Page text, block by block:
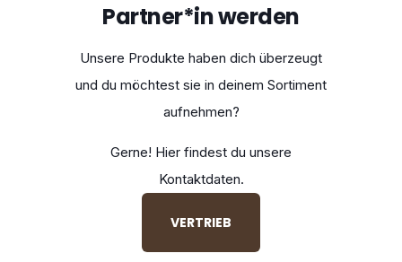
Partner*in werden
Unsere Produkte haben dich überzeugt
und du möchtest sie in deinem Sortiment
aufnehmen?
Gerne! Hier findest du unsere
Kontaktdaten.
VERTRIEB